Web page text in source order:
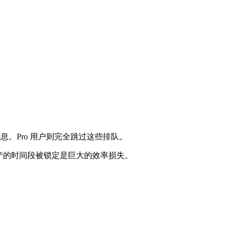
。Pro 用户则完全跳过这些排队。
时间段被锁定是巨大的效率损失。